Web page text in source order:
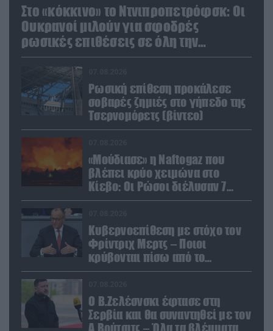
Στο «κόκκινο» το Ντνιπροπετρόφσκ: Οι
Ουκρανοί μιλούν για σφοδρές
ρωσικές επιθέσεις σε όλη την
επικράτεια
Ρωσική επίθεση προκάλεσε
σοβαρές ζημιές στο γήπεδο της
Τσερνομόρετς (βίντεο)
«Μούδιασε» η Naftogaz που
βλέπει κρύο χειμώνα στο
Κίεβο: Οι Ρώσοι διέλυσαν 7
εγκαταστάσεις του ουκρανικού
Κυβερνοεπίθεση με στόχο τον
Φρίντριχ Μερτς – Ποιοι
κρύβονται πίσω από το
παραποιημένο βίντεο
Ο Β.Ζελέσνσκι έφτασε στη
Σερβία και θα συναντηθεί με τον
Α.Βούτσιτς – Όλα τα βλέμματα